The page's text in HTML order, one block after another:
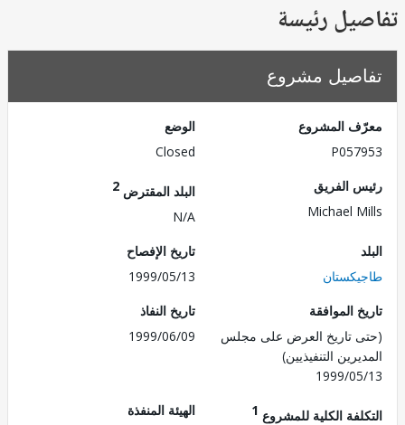
رئيسة
مشروع
المشروع
الفريق
Michael
البلد المقترض
تاريخ الإفصاح
1999/05/13
الموافقة
تاريخ العرض على مجلس
التنفيذيين)
1999/
تاريخ النفاذ
1999/06/09
الكلية للمشروع1
الهيئة المنفذة